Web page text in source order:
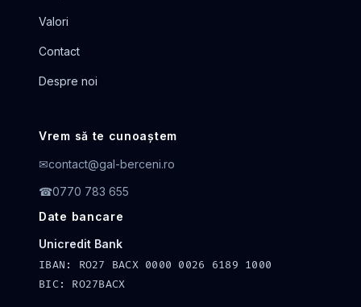
Valori
Contact
Despre noi
Vrem să te cunoaștem
✉contact@gal-berceni.ro
☎0770 783 655
Date bancare
Unicredit Bank
IBAN: RO27 BACX 0000 0026 6189 1000
BIC: RO27BACX